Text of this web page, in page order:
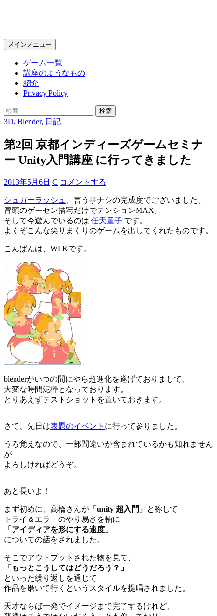
検
索
メインメニュー コ
テ
ン
へ
ス
キ
ッ
ゲーム一覧
講座のようなもの
紹介
Privacy Policy
検
索:
3D, Blender, 日記
第2回 京都インディーズゲームセミナ
ー Unity入門講座 に行ってきました
2013年5月6日 C コメントする
シュガーラッシュ
、言う事ナシの完成度でございました。
冒頭のゲーセン描写だけでテンションMAX。
そして今遊んでいるのは 任天童子 です。
よくぞこんな尖りまくりのゲームを出してくれたものです。
こんばんは、WLKです。
blenderがいつの間にやら超進化を遂げておりまして、
大変な時間泥棒となっております。
とりあえずテストショットを置いておきます。
さて、先日は表題のイベント に行って参りました。
うろ覚えなので、一部間違いが含まれているかも知れません
が
よろしければどうぞ。
あと長いよ！
まず初めに、高橋さんが 「unity 超入門」 と称して
トライ＆エラーのやり易さを軸に
「アイディアを形にする速度」
についての話をされました。
そこでアウトプットされた物を見て、
「もっとこうしてはどうだろう？」
といった繰り返しを通じて
作品を磨いて行くというスタイルを提唱されました。
天才ならば一発でイメージまで完了するけれど、